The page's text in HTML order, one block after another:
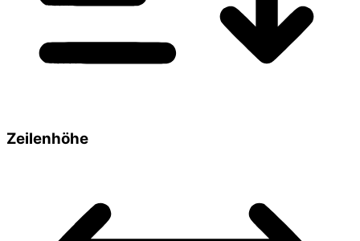
Zeilenhöhe